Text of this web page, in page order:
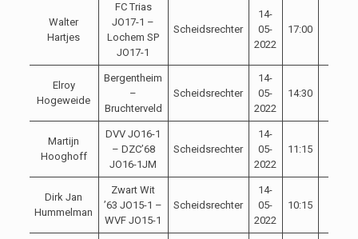
Walter
Hartjes
FC Trias
JO17-1 –
Lochem SP
JO17-1
Scheidsrechter
14-
05-
2022
17:00
Elroy
Hogeweide
Bergentheim
–
Bruchterveld
Scheidsrechter
14-
05-
2022
14:30
Martijn
Hooghoff
DVV JO16-1
– DZC’68
JO16-1JM
Scheidsrechter
14-
05-
2022
11:15
Dirk Jan
Hummelman
Zwart Wit
’63 JO15-1 –
WVF JO15-1
Scheidsrechter
14-
05-
2022
10:15